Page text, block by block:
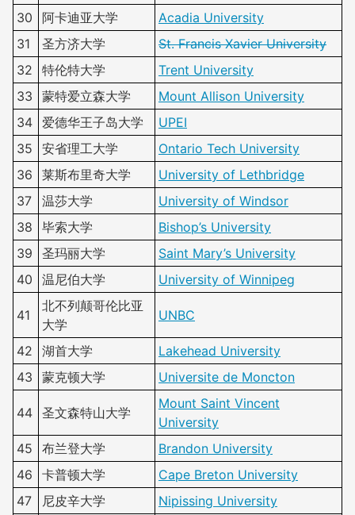
30
阿卡迪亚大学
Acadia University
31
圣方济大学
St. Francis Xavier University
32
特伦特大学
Trent University
33
蒙特爱立森大学
Mount Allison University
34
爱德华王子岛大学
UPEI
35
安省理工大学
Ontario Tech University
36
莱斯布里奇大学
University of Lethbridge
37
温莎大学
University of Windsor
38
毕索大学
Bishop’s University
39
圣玛丽大学
Saint Mary’s University
40
温尼伯大学 University of Winnipeg
41
北不列颠哥伦比亚
大学
UNBC
42 湖首大学
Lakehead University
43
蒙克顿大学 Universite de Moncton
44 圣文森特山大学
Mount Saint Vincent
University
45
布兰登大学
Brandon University
46
卡普顿大学
Cape Breton University
47
尼皮辛大学
Nipissing University